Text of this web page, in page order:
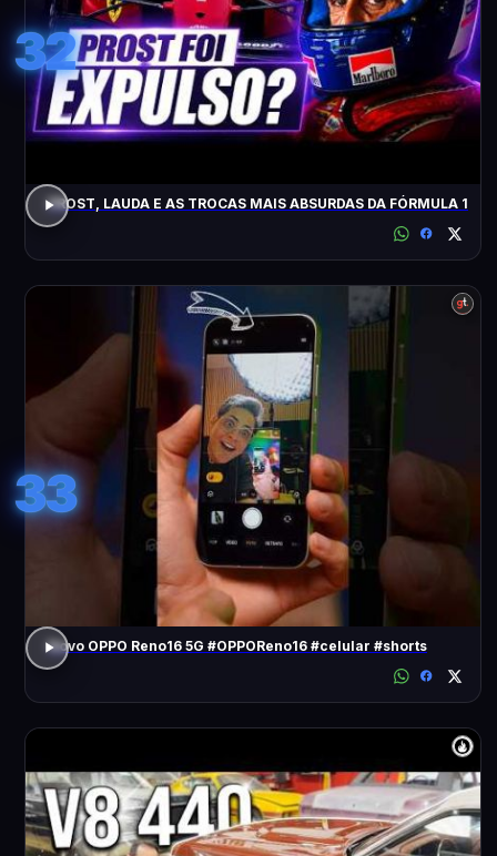
32
PROST, LAUDA E AS TROCAS MAIS ABSURDAS DA FÓRMULA 1
33
Novo OPPO Reno16 5G #OPPOReno16 #celular #shorts